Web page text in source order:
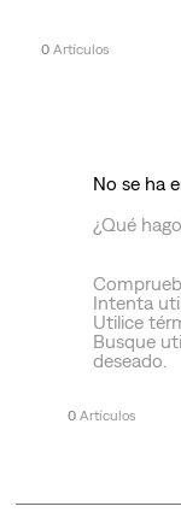
0
No se ha
¿Qué
Intenta
Utilice
Busque
deseado.
0